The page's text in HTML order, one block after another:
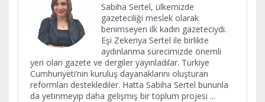
Sabiha Sertel, ülkemizde
gazeteciliği meslek olarak
benimseyen ilk kadın gazeteciydi.
Eşi Zekeriya Sertel ile birlikte
aydınlanma sürecimizde önemli
yeri olan gazete ve dergiler yayınladılar. Türkiye
Cumhuriyeti’nin kuruluş dayanaklarını oluşturan
reformları desteklediler. Hatta Sabiha Sertel bununla
da yetinmeyip daha gelişmiş bir toplum projesi ...